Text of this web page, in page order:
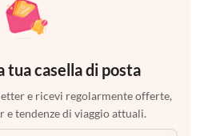
tua casella di posta
e ricevi regolarmente offerte,
e tendenze di viaggio attuali.